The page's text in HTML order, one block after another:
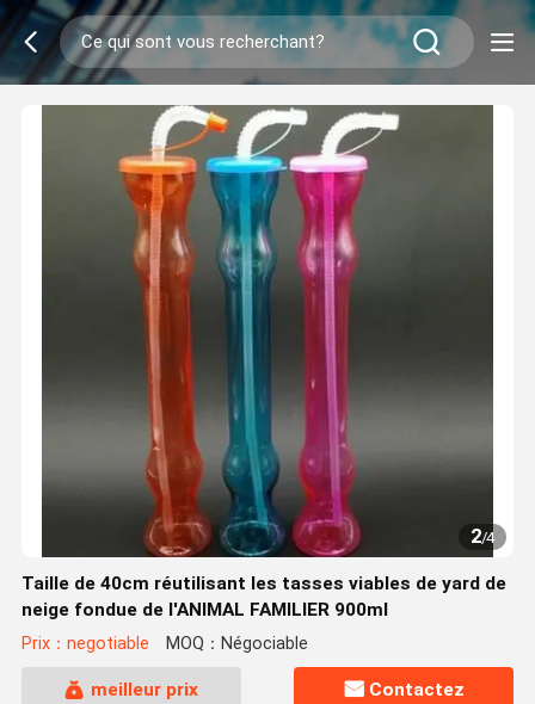
2/4
Taille de 40cm réutilisant les tasses viables de yard de
neige fondue de l'ANIMAL FAMILIER 900ml
Prix：negotiable MOQ：Négociable
meilleur prix Contactez